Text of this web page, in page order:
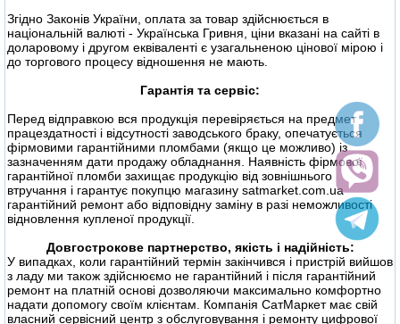
Згідно Законів України, оплата за товар здійснюється в
національній валюті - Українська Гривня, ціни вказані на сайті в
доларовому і другом еквіваленті є узагальненою цінової мірою і
до торгового процесу відношення не мають.
Гарантія та сервіс:
Перед відправкою вся продукція перевіряється на предмет
працездатності і відсутності заводського браку, опечатується
фірмовими гарантійними пломбами (якщо це можливо) із
зазначенням дати продажу обладнання. Наявність фірмової
гарантійної пломби захищає продукцію від зовнішнього
втручання і гарантує покупцю магазину satmarket.com.ua
гарантійний ремонт або відповідну заміну в разі неможливості
відновлення купленої продукції.
Довгострокове партнерство, якість і надійність:
У випадках, коли гарантійний термін закінчився і пристрій вийшов
з ладу ми також здійснюємо не гарантійний і після гарантійний
ремонт на платній основі дозволяючи максимально комфортно
надати допомогу своїм клієнтам. Компанія СатМаркет має свій
власний сервісний центр з обслуговування і ремонту цифрової